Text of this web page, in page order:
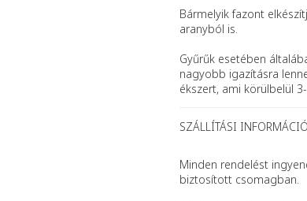
Bármelyik fazont
aranyból is.
Gyűrűk esetében
nagyobb igazításra
ékszert, ami körülbelül
SZÁLLÍTÁSI
Minden rendelést
biztosított csomagban.